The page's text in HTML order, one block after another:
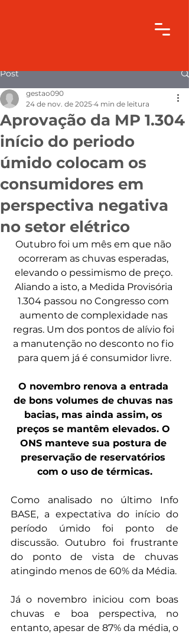
Post
Aprovação da MP 1.304
início do periodo
úmido colocam os
consumidores em
perspectiva negativa
no setor elétrico
gestao090
24 de nov. de 2025 4 min de leitura
Outubro foi um mês em que não
ocorreram as chuvas esperadas,
elevando o pessimismo de preço.
Aliando a isto, a Medida Provisória
1.304 passou no Congresso com
aumento de complexidade nas
regras. Um dos pontos de alívio foi
a manutenção no desconto no fio
para quem já é consumidor livre.
O novembro renova a entrada
de bons volumes de chuvas nas
bacias, mas ainda assim, os
preços se mantêm elevados. O
ONS manteve sua postura de
preservação de reservatórios
com o uso de térmicas.
Como analisado no último Info
BASE, a expectativa do início do
período úmido foi ponto de
discussão. Outubro foi frustrante
do ponto de vista de chuvas
Já o novembro iniciou com boas
chuvas e boa perspectiva, no
entanto, apesar de 87% da média, o